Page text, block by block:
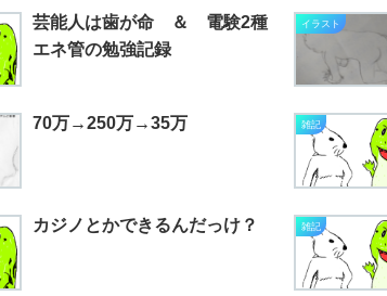
芸能人は歯が命 ＆ 電験2種
エネ管の勉強記録
イラスト
70万→250万→35万 雑記
カジノとかできるんだっけ？ 雑記